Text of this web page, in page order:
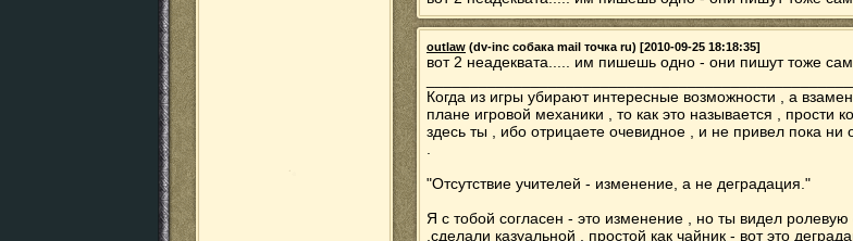
outlaw (dv-inc собака mail точка ru) [2010-09-25 18:18:35]
вот 2 неадеквата..... им пишешь одно - они пишут тоже
Когда из игры убирают интересные возможности , а
плане игровой механики , то как это называется , прости
здесь ты , ибо отрицаете очевидное , и не привел пока ни
"Отсутствие учителей - изменение, а не деградация."
Я с тобой согласен - это изменение , но ты видел
,сделали казуальной , простой как чайник - вот это